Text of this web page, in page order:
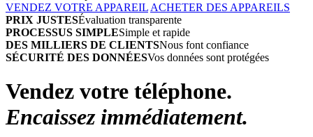
VENDEZ VOTRE APPAREIL ACHETER DES APPAREILS
PRIX JUSTESÉvaluation transparente
PROCESSUS SIMPLESimple et rapide
DES MILLIERS DE CLIENTSNous font confiance
SÉCURITÉ DES DONNÉESVos données sont protégées
Vendez votre téléphone.
Encaissez immédiatement.